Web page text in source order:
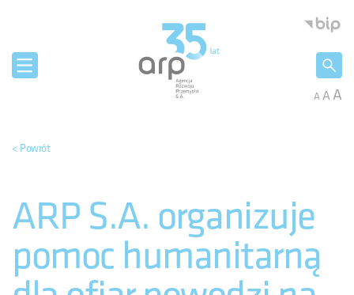
AAA
< Powrót
ARP S.A. organizuje
pomoc humanitarną